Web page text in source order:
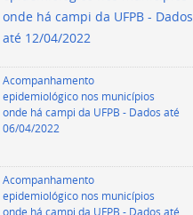
onde há campi da UFPB - Dados
até 12/04/2022
Acompanhamento
epidemiológico nos municípios
onde há campi da UFPB - Dados até
06/04/2022
Acompanhamento
epidemiológico nos municípios
onde há campi da UFPB - Dados até